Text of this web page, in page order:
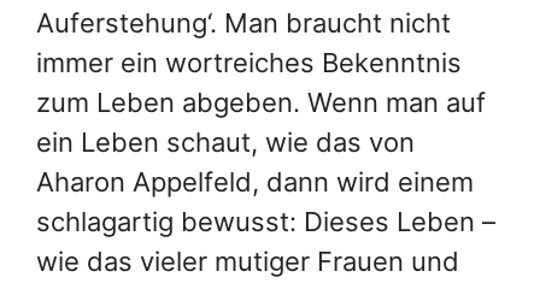
Auferstehung‘. Man braucht nicht
immer ein wortreiches Bekenntnis
zum Leben abgeben. Wenn man auf
ein Leben schaut, wie das von
Aharon Appelfeld, dann wird einem
schlagartig bewusst: Dieses Leben –
wie das vieler mutiger Frauen und